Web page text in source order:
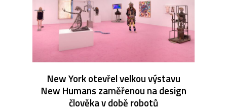
New York otevřel velkou výstavu
New Humans zaměřenou na design
člověka v době robotů